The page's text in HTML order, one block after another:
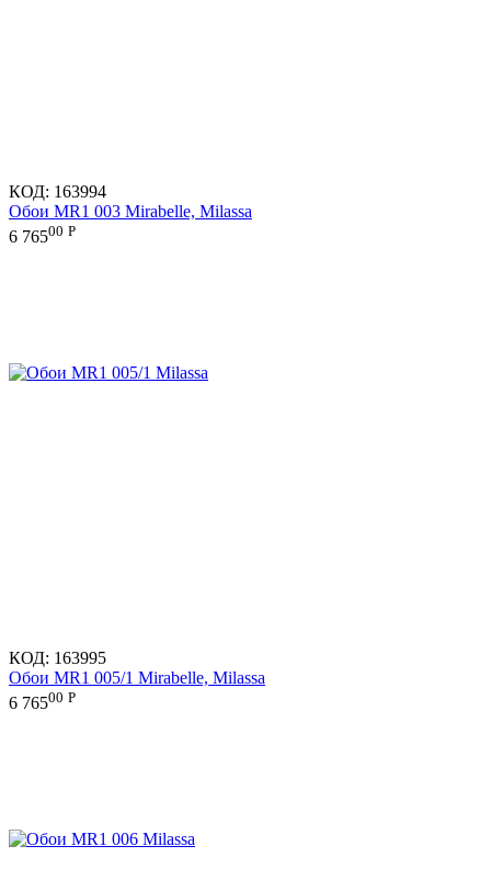
КОД: 163994
Обои MR1 003 Mirabelle, Milassa
6 76500 Р
КОД: 163995
Обои MR1 005/1 Mirabelle, Milassa
6 76500 Р